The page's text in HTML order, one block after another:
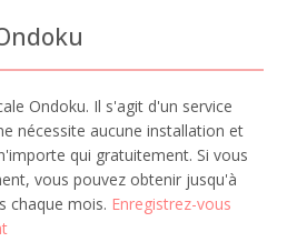
Ondoku. Il s'agit d'un service
nécessite aucune installation et
qui gratuitement. Si vous
vous pouvez obtenir jusqu'à
chaque mois. Enregistrez-vous